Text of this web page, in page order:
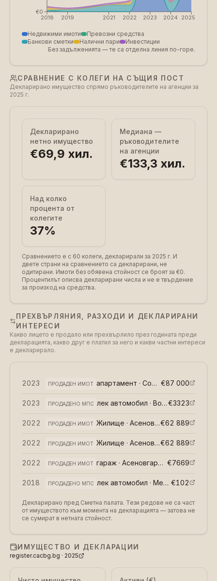
2018 2019 2021 2022 2023 2024 2025
€0
Недвижими имоти
Превозни средства
Банкови сметки
Налични пари
Инвестиции
Без задълженията — те са отделна линия по-горе.
СРАВНЕНИЕ С КОЛЕГИ НА СЪЩИЯ ПОСТ
Декларирано имущество спрямо ръководителите на агенции за
2025 г.
Декларирано
нетно имущество
€69,9 хил.
Медиана —
ръководителите
на агенции
€133,3 хил.
Над колко
процента от
колегите
37%
Сравнението е с 60 колеги, декларирали за 2025 г. И
двете страни на сравнението са декларирани, не
одитирани. Имоти без обявена стойност се броят за €0.
Процентилът описва декларирани числа и не е твърдение
за произход на средства.
ПРЕХВЪРЛЯНИЯ, РАЗХОДИ И ДЕКЛАРИРАНИ
ИНТЕРЕСИ
Какво лицето е продало или прехвърлило през годината преди
декларацията, какво друг е платил за него и какви частни интереси
е декларирало.
2023 ПРОДАДЕН ИМОТ апартамент · София (възмездно
€87 000
2023 ПРОДАДЕНО МПС лек автомобил · Волво (
€3323
2022 ПРОДАДЕН ИМОТ Жилище · Асеновгард ( възмездно
€62 889
2022 ПРОДАДЕН ИМОТ Жилище · Асеновгард ( възмездно
€62 889
2022 ПРОДАДЕН ИМОТ гараж · Асеновгард възмездно
€7669
2018 ПРОДАДЕНО МПС лек автомобил · Мерцедес А190 €102
Декларирано пред Сметна палата. Тези редове не са част
от имуществото към момента на декларацията — затова не
се сумират в нетната стойност.
ИМУЩЕСТВО И ДЕКЛАРАЦИИ
register.cacbg.bg · 2025